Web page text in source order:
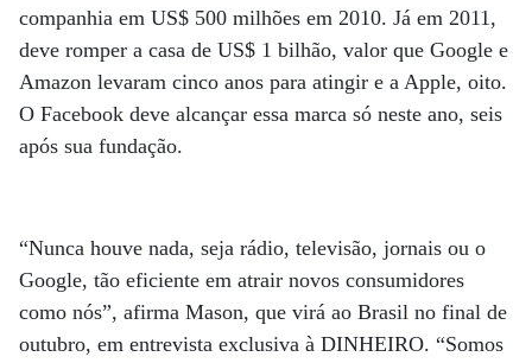
companhia em US$ 500 milhões em 2010. Já em 2011,
deve romper a casa de US$ 1 bilhão, valor que Google e
Amazon levaram cinco anos para atingir e a Apple, oito.
O Facebook deve alcançar essa marca só neste ano, seis
após sua fundação.
“Nunca houve nada, seja rádio, televisão, jornais ou o
Google, tão eficiente em atrair novos consumidores
como nós”, afirma Mason, que virá ao Brasil no final de
outubro, em entrevista exclusiva à DINHEIRO. “Somos